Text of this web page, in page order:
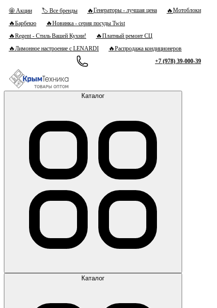
🤩 Акции 🏷 Все бренды 🔥Генераторы - лучшая цена 🔥Мотоблоки
🔥Барбекю 🔥Новинка - серия посуды Twist
🔥Regent - Стиль Вашей Кухни! 🔥Платный ремонт СЦ
🔥Лимонное настроение с LENARDI 🔥Распродажа кондиционеров
+7 (978) 39-000-39